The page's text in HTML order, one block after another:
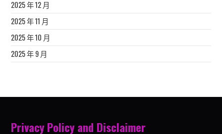
2025 年 12 月
2025 年 11 月
2025 年 10 月
2025 年 9 月
Privacy Policy and Disclaimer